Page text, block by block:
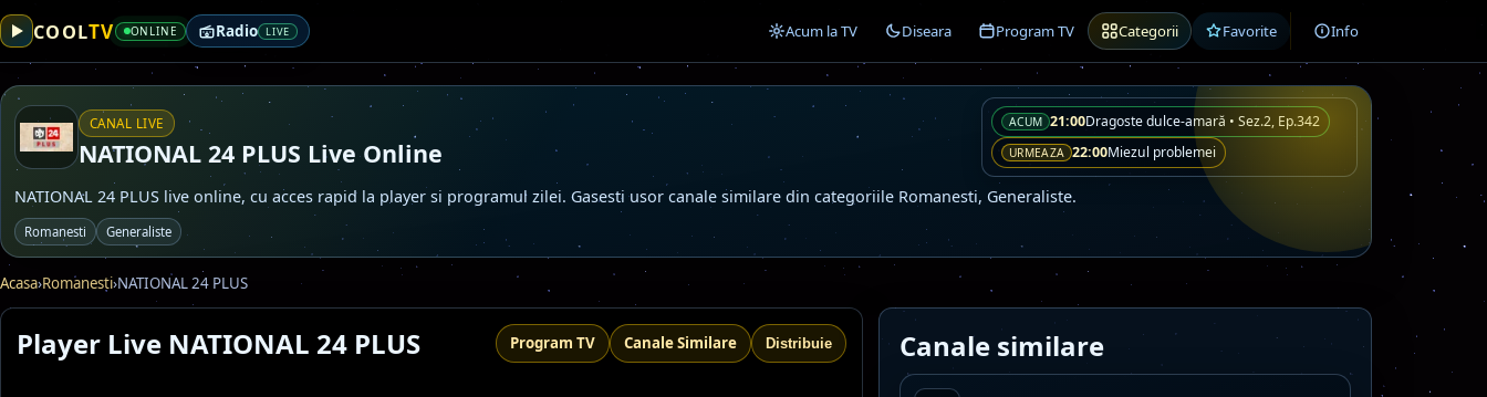
COOLTV ONLINE Radio LIVE Acum la TV Diseara Program TV Categorii Favorite Info
CANAL LIVE
NATIONAL 24 PLUS Live Online
ACUM 21:00Dragoste dulce-amară • Sez.2, Ep.342
URMEAZA 22:00Miezul problemei
NATIONAL 24 PLUS live online, cu acces rapid la player si programul zilei. Gasesti usor canale similare din categoriile Romanesti, Generaliste.
Romanesti Generaliste
Acasa›Romanesti›NATIONAL 24 PLUS
Player Live NATIONAL 24 PLUS Program TV Canale Similare Distribuie Canale similare